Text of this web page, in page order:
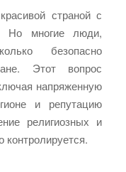
страной с
Но многие люди,
безопасно
Этот вопрос
напряженную
и репутацию
религиозных и
контролируется.